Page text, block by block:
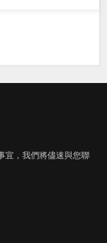
宜，我們將儘速與您聯